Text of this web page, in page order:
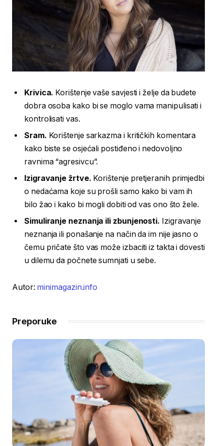
Krivica. Korištenje vaše savjesti i želje da budete
dobra osoba kako bi se moglo vama manipulisati i
kontrolisati vas.
Sram. Korištenje sarkazma i kritičkih komentara
kako biste se osjećali postiđeno i nedovoljno
ravnima “agresivcu”.
Izigravanje žrtve. Korištenje pretjeranih primjedbi
o nedaćama koje su prošli samo kako bi vam ih
bilo žao i kako bi mogli dobiti od vas ono što žele.
Simuliranje neznanja ili zbunjenosti. Izigravanje
neznanja ili ponašanje na način da im nije jasno o
čemu pričate što vas može izbaciti iz takta i dovesti
u dilemu da počnete sumnjati u sebe.
Autor: minimagazin.info
Preporuke